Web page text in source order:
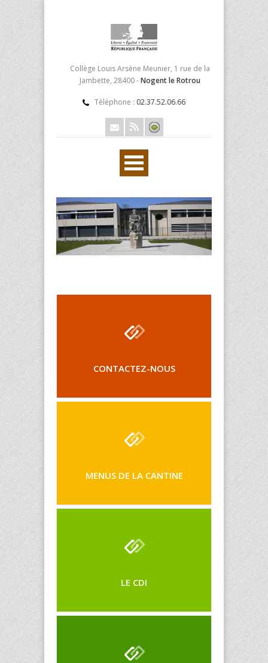
Collège Louis Arsène Meunier, 1 rue de la
Jambette, 28400 -Nogent le Rotrou
Téléphone : 02.37.52.06.66
CONTACTEZ-NOUS
MENUS DE LA CANTINE
LE CDI